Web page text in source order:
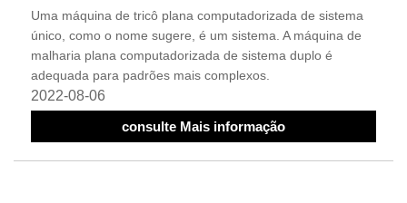
Uma máquina de tricô plana computadorizada de sistema
único, como o nome sugere, é um sistema. A máquina de
malharia plana computadorizada de sistema duplo é
adequada para padrões mais complexos.
2022-08-06
consulte Mais informação